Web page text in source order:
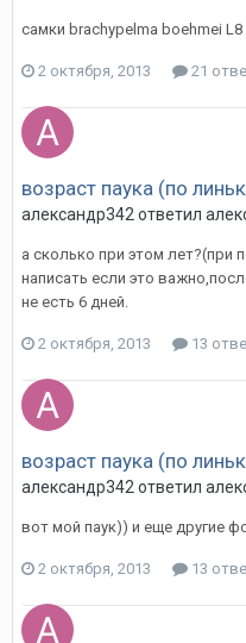
самки brachypelma boehmei
2 октября, 2013 21
возраст паука (по
александр342 ответил
а сколько при этом лет?(при
написать если это
не есть 6 дней.
2 октября, 2013 13
возраст паука (по
александр342 ответил
вот мой паук)) и еще другие
2 октября, 2013 13